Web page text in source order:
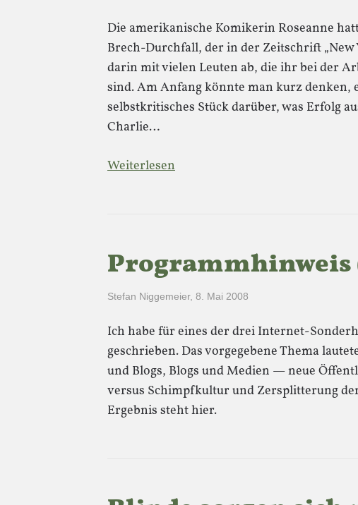
Die amerikanische Komikerin Roseanne
Brech-Durchfall, der in der Zeitschrift „New
darin mit vielen Leuten ab, die ihr bei der
sind. Am Anfang könnte man kurz denken,
selbstkritisches Stück darüber, was Erfolg
Charlie…
Weiterlesen
Programmhinweis
Stefan Niggemeier, 8. Mai 2008
Ich habe für eines der drei Internet-
geschrieben. Das vorgegebene Thema
und Blogs, Blogs und Medien — neue
versus Schimpfkultur und Zersplitterung
Ergebnis steht hier.